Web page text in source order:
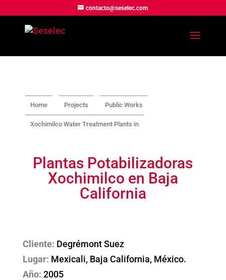
contacto@seselec.com
Home Projects Public Works
Xochimilco Water Treatment Plants in
Plantas Potabilizadoras
Xochimilco en Baja
California
Cliente: Degrémont Suez
Lugar: Mexicali, Baja California, México.
Año: 2005